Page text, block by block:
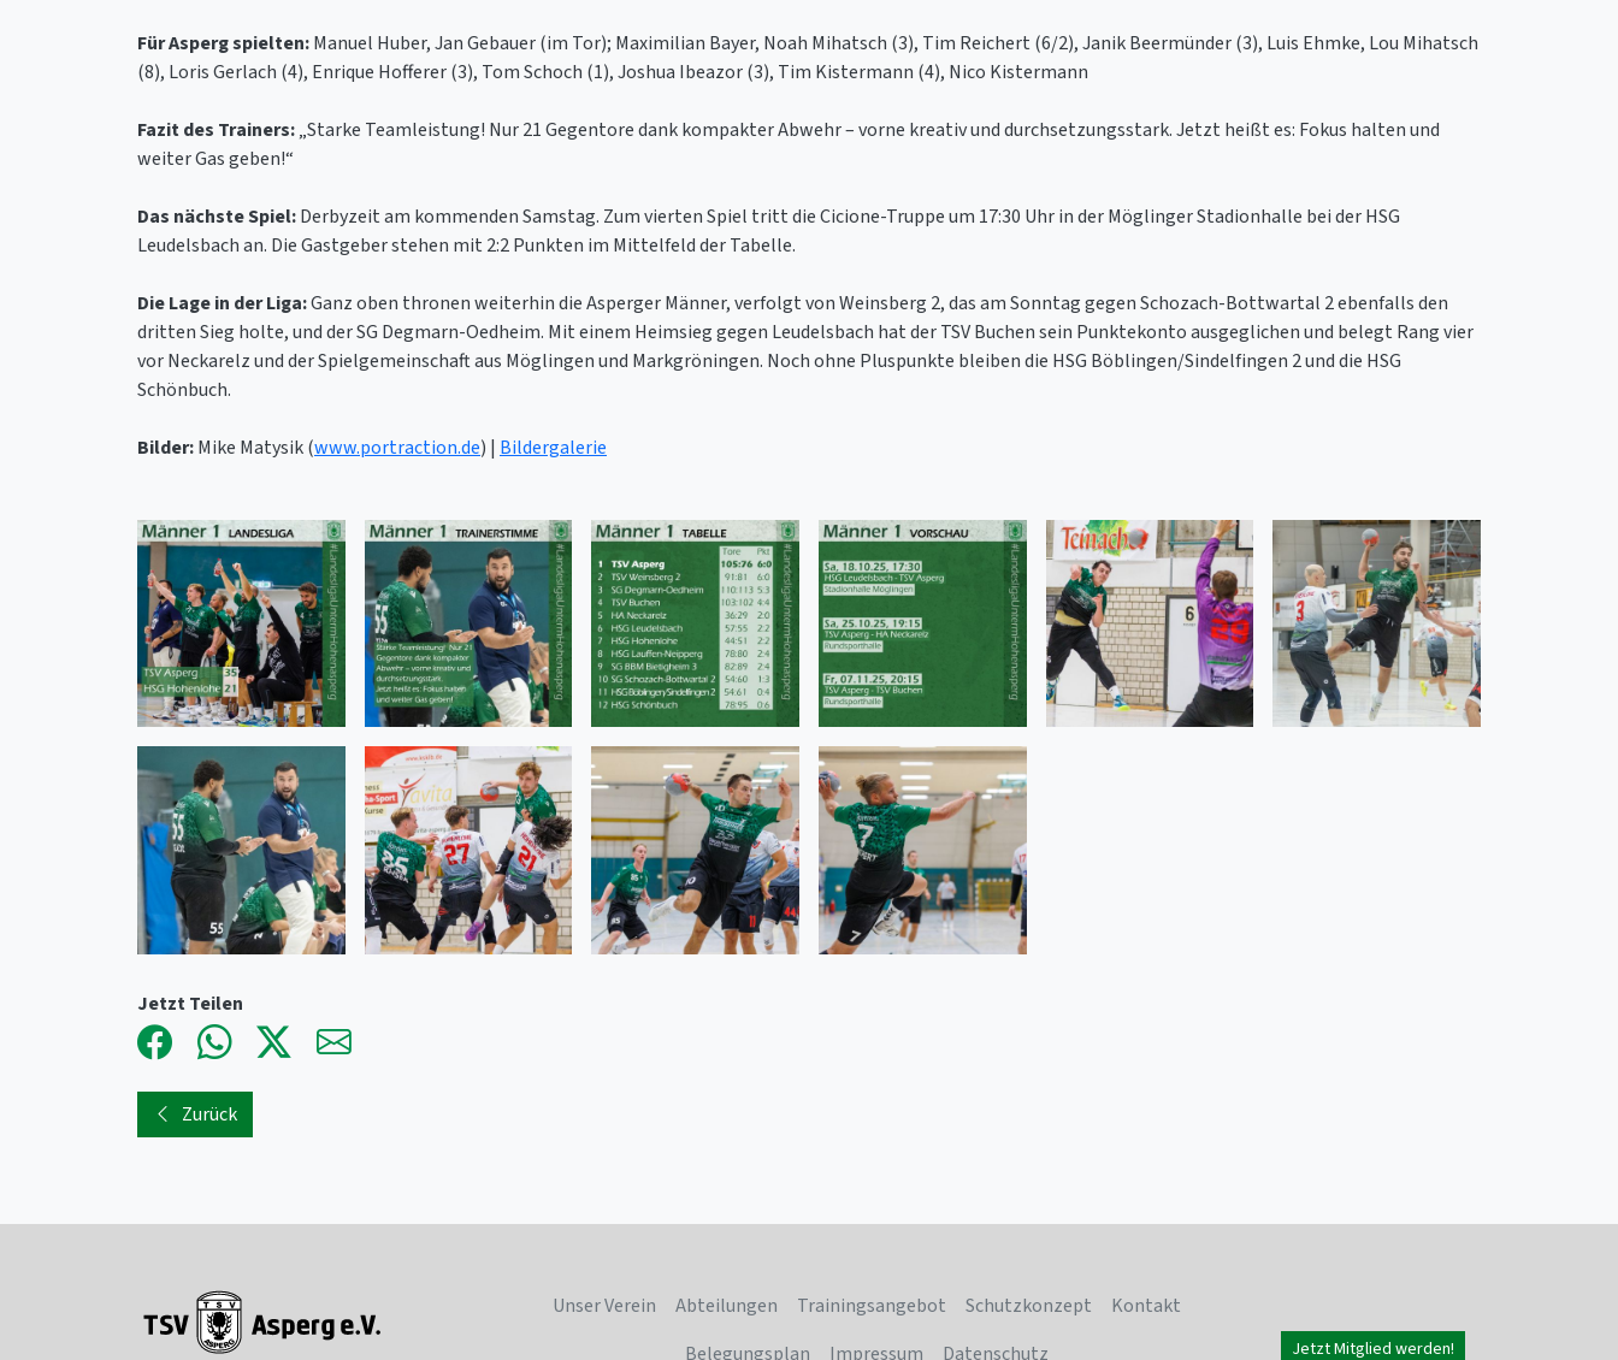
Für Asperg spielten:Manuel Huber, Jan Gebauer (im Tor); Maximilian Bayer, Noah Mihatsch (3), Tim Reichert (6/2), Janik Beermünder (3), Luis Ehmke, Lou Mihatsch
(8), Loris Gerlach (4), Enrique Hofferer (3), Tom Schoch (1), Joshua Ibeazor (3), Tim Kistermann (4), Nico Kistermann
Fazit des Trainers:„Starke Teamleistung! Nur 21 Gegentore dank kompakter Abwehr – vorne kreativ und durchsetzungsstark. Jetzt heißt es: Fokus halten und
weiter Gas geben!“
Das nächste Spiel:Derbyzeit am kommenden Samstag. Zum vierten Spiel tritt die Cicione-Truppe um 17:30 Uhr in der Möglinger Stadionhalle bei der HSG
Leudelsbach an. Die Gastgeber stehen mit 2:2 Punkten im Mittelfeld der Tabelle.
Die Lage in der Liga:Ganz oben thronen weiterhin die Asperger Männer, verfolgt von Weinsberg 2, das am Sonntag gegen Schozach-Bottwartal 2 ebenfalls den
dritten Sieg holte, und der SG Degmarn-Oedheim. Mit einem Heimsieg gegen Leudelsbach hat der TSV Buchen sein Punktekonto ausgeglichen und belegt Rang vier
vor Neckarelz und der Spielgemeinschaft aus Möglingen und Markgröningen. Noch ohne Pluspunkte bleiben die HSG Böblingen/Sindelfingen 2 und die HSG
Schönbuch.
Bilder:Mike Matysik (www.portraction.de) | Bildergalerie
Jetzt Teilen
Zurück
Unser Verein Abteilungen Trainingsangebot Schutzkonzept
Kontakt
Belegungsplan
Impressum Datenschutz Jetzt Mitglied werden!